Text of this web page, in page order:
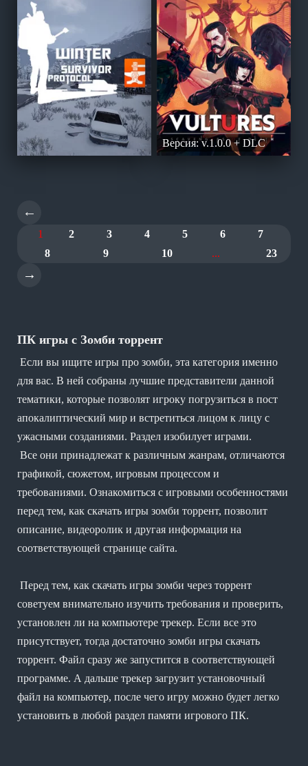
Версия: v.1.0.0 + DLC
←
1 2 3 4 5 6
7
8
9 10 ... 23
→
ПК игры с Зомби торрент
Если вы ищите игры про зомби, эта категория именно
для вас. В ней собраны лучшие представители данной
тематики, которые позволят игроку погрузиться в пост
апокалиптический мир и встретиться лицом к лицу с
ужасными созданиями. Раздел изобилует играми.
Все они принадлежат к различным жанрам, отличаются
графикой, сюжетом, игровым процессом и
требованиями. Ознакомиться с игровыми особенностями
перед тем, как скачать игры зомби торрент, позволит
описание, видеоролик и другая информация на
соответствующей странице сайта.
Перед тем, как скачать игры зомби через торрент
советуем внимательно изучить требования и проверить,
установлен ли на компьютере трекер. Если все это
присутствует, тогда достаточно зомби игры скачать
торрент. Файл сразу же запустится в соответствующей
программе. А дальше трекер загрузит установочный
файл на компьютер, после чего игру можно будет легко
установить в любой раздел памяти игрового ПК.